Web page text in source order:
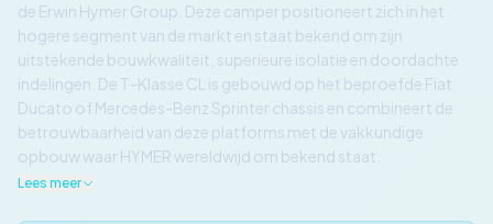
de Erwin Hymer Group. Deze camper positioneert zich in het
hogere segment van de markt en staat bekend om zijn
uitstekende bouwkwaliteit, superieure isolatie en doordachte
indelingen. De T-Klasse CL is gebouwd op het beproefde Fiat
Ducato of Mercedes-Benz Sprinter chassis en combineert de
betrouwbaarheid van deze platforms met de vakkundige
opbouw waar HYMER wereldwijd om bekend staat.
Lees meer